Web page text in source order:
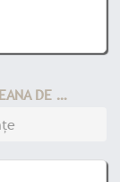
VALCEA